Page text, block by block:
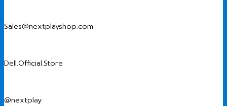
Sales@nextplayshop.com
Dell.Official.Store
@nextplay